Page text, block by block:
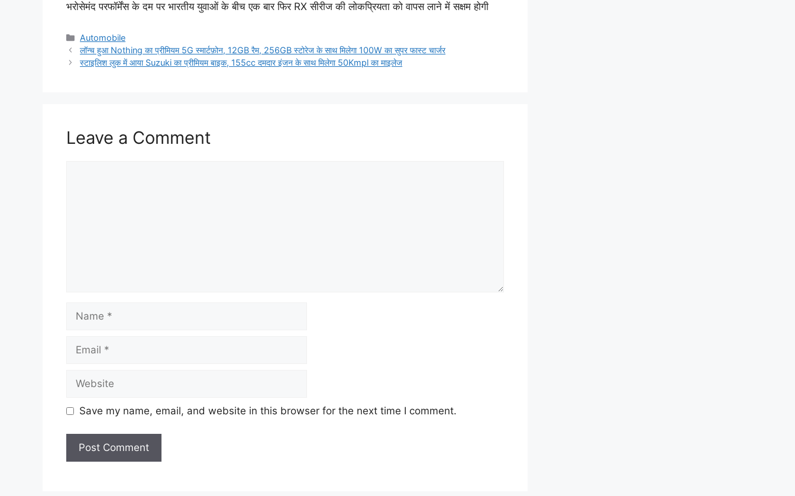
भरोसेमंद परफॉर्मेंस के दम पर भारतीय युवाओं के बीच एक बार फिर RX सीरीज की लोकप्रियता को वापस लाने में सक्षम होगी
Categories
Automobile
लॉन्च हुआ Nothing का प्रीमियम 5G स्मार्टफ़ोन, 12GB रैम, 256GB स्टोरेज के साथ मिलेगा 100W का सुपर फास्ट चार्जर
स्टाइलिश लुक में आया Suzuki का प्रीमियम बाइक, 155cc दमदार इंजन के साथ मिलेगा 50Kmpl का माइलेज
Leave a Comment
Name
Email
Website
Save my name, email, and website in this browser for the next time I comment.